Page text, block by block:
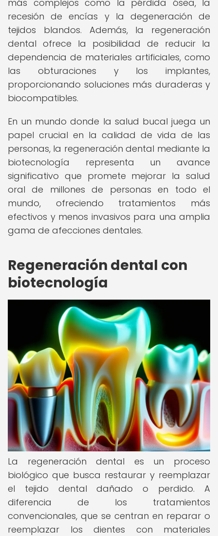
más complejos como la pérdida ósea, la
recesión de encías y la degeneración de
tejidos blandos. Además, la regeneración
dental ofrece la posibilidad de reducir la
dependencia de materiales artificiales, como
las obturaciones y los implantes,
proporcionando soluciones más duraderas y
biocompatibles.
En un mundo donde la salud bucal juega un
papel crucial en la calidad de vida de las
personas, la regeneración dental mediante la
biotecnología representa un avance
significativo que promete mejorar la salud
oral de millones de personas en todo el
mundo, ofreciendo tratamientos más
efectivos y menos invasivos para una amplia
gama de afecciones dentales.
Regeneración dental con
biotecnología
La regeneración dental es un proceso
biológico que busca restaurar y reemplazar
el tejido dental dañado o perdido. A
diferencia de los tratamientos
convencionales, que se centran en reparar o
reemplazar los dientes con materiales